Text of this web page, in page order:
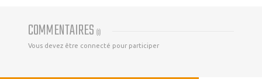
COMMENTAIRES (0)
Vous devez être connecté pour participer